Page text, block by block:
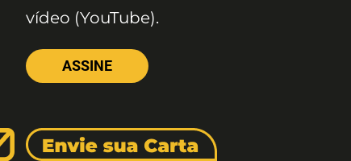
vídeo (YouTube).
ASSINE